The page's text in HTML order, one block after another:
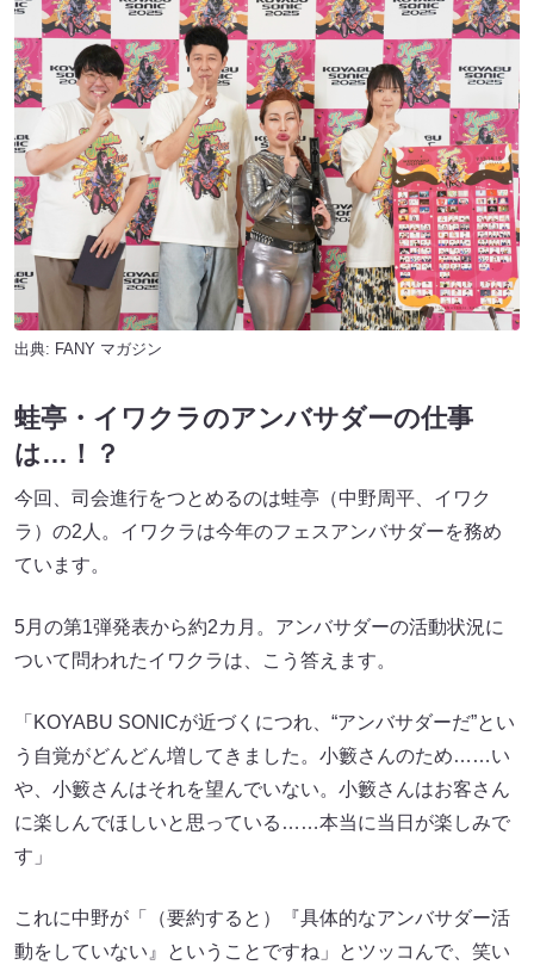
出典: FANY マガジン
蛙亭・イワクラのアンバサダーの仕事
は…！？
今回、司会進行をつとめるのは蛙亭（中野周平、イワク
ラ）の2人。イワクラは今年のフェスアンバサダーを務め
ています。
5月の第1弾発表から約2カ月。アンバサダーの活動状況に
ついて問われたイワクラは、こう答えます。
「KOYABU SONICが近づくにつれ、“アンバサダーだ”とい
う自覚がどんどん増してきました。小籔さんのため……い
や、小籔さんはそれを望んでいない。小籔さんはお客さん
に楽しんでほしいと思っている……本当に当日が楽しみで
す」
これに中野が「（要約すると）『具体的なアンバサダー活
動をしていない』ということですね」とツッコんで、笑い